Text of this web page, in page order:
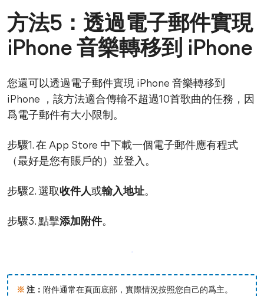
方法5：透過電子郵件實現
iPhone 音樂轉移到 iPhone
您還可以透過電子郵件實現 iPhone 音樂轉移到
iPhone ，該方法適合傳輸不超過10首歌曲的任務，因
爲電子郵件有大小限制。
步驟1. 在 App Store 中下載一個電子郵件應有程式
（最好是您有賬戶的）並登入。
步驟2. 選取收件人或輸入地址。
步驟3. 點擊添加附件。
※ 注： 附件通常在頁面底部，實際情況按照您自己的爲主。